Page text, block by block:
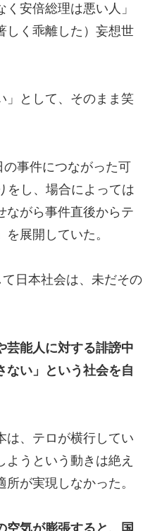
安倍総理は悪い人」
しく乖離した）妄想世
」として、そのまま笑
の事件につながった可
をし、場合によっては
ながら事件直後からテ
展開していた。
日本社会は、未だその
芸能人に対する誹謗中
ない」という社会を自
は、テロが横行してい
うという動きは絶え
が実現しなかった。